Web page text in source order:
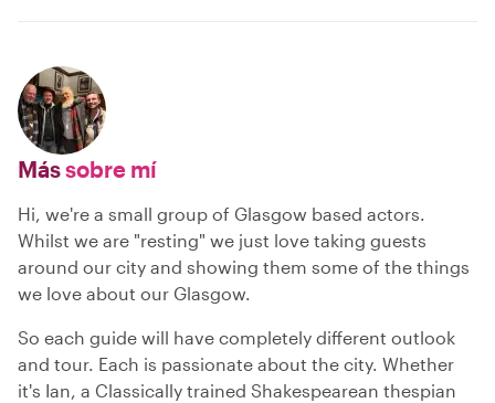
Mássobre mí
Hi, we're a small group of Glasgow based actors.
Whilst we are "resting" we just love taking guests
around our city and showing them some of the things
we love about our Glasgow.
So each guide will have completely different outlook
and tour. Each is passionate about the city. Whether
it's Ian, a Classically trained Shakespearean thespian